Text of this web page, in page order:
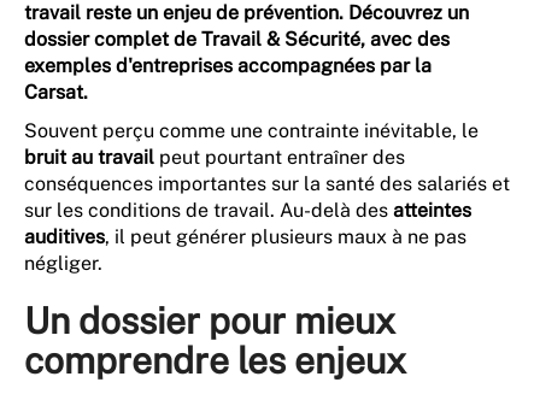
travail reste un enjeu de prévention. Découvrez un
dossier complet de Travail & Sécurité, avec des
exemples d'entreprises accompagnées par la
Carsat.
Souvent perçu comme une contrainte inévitable, le
bruit au travail peut pourtant entraîner des
conséquences importantes sur la santé des salariés et
sur les conditions de travail. Au-delà des atteintes
auditives, il peut générer plusieurs maux à ne pas
négliger.
Un dossier pour mieux
comprendre les enjeux